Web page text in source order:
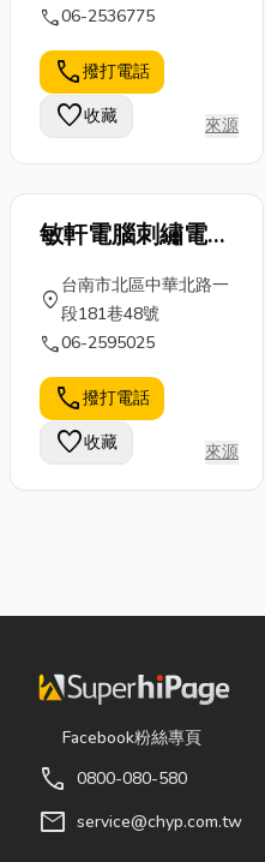
call06-2536775
call撥打電話
favorite收藏 來源
敏軒電腦刺繡電腦
製版
location_on
台南市北區中華北路一
段181巷48號
call06-2595025
call撥打電話
favorite收藏 來源
Facebook粉絲專頁
call 0800-080-580
mail service@chyp.com.tw